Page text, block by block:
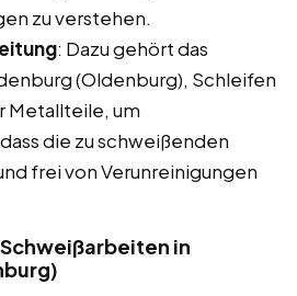
zu verstehen.
: Dazu gehört das
(Oldenburg), Schleifen
Metallteile, um
die zu schweißenden
frei von Verunreinigungen
in